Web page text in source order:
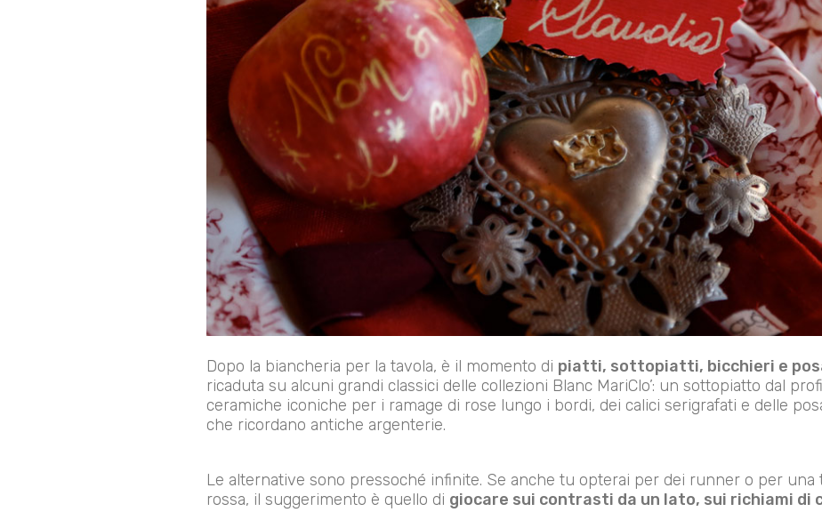
Dopo la biancheria per la tavola, è il momento di piatti, sottopiatti, bicchieri e
ricaduta su alcuni grandi classici delle collezioni Blanc MariClo’: un sottopiatto dal
ceramiche iconiche per i ramage di rose lungo i bordi, dei calici serigrafati e delle
che ricordano antiche argenterie.
Le alternative sono pressoché infinite. Se anche tu opterai per dei runner o per una
rossa, il suggerimento è quello di giocare sui contrasti da un lato, sui richiami di